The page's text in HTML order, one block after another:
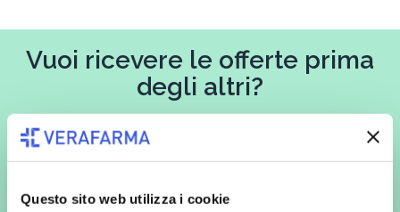
Questo sito web utilizza i cookie
Vuoi ricevere le offerte prima
degli altri?
Iscriviti alla newsletter